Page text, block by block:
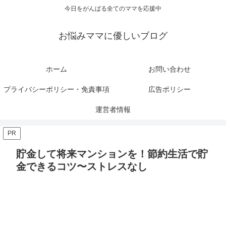
今日をがんばる全てのママを応援中
お悩みママに優しいブログ
ホーム お問い合わせ
プライバシーポリシー・免責事項 広告ポリシー
運営者情報
PR
貯金して将来マンションを！節約生活で貯
金できるコツ〜ストレスなし